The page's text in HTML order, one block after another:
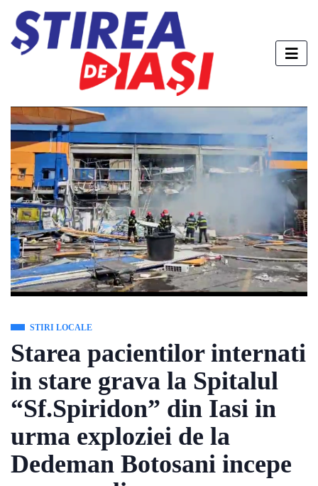
STIRI LOCALE
Starea pacientilor internati
in stare grava la Spitalul
“Sf.Spiridon” din Iasi in
urma exploziei de la
Dedeman Botosani incepe